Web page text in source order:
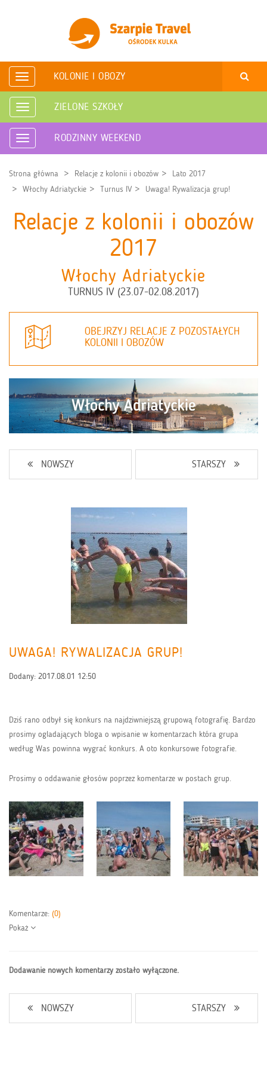
Rozwiń
nawigację
KOLONIE I OBOZY
Rozwiń
nawigację
ZIELONE SZKOŁY
Rozwiń
nawigację
RODZINNY WEEKEND
Strona główna Relacje z kolonii i obozów
Lato 2017
Włochy Adriatyckie
Turnus IV Uwaga! Rywalizacja grup!
Relacje z kolonii i obozów
2017
Włochy Adriatyckie
TURNUS IV (23.07-02.08.2017)
OBEJRZYJ RELACJE Z POZOSTAŁYCH
KOLONII I OBOZÓW
NOWSZY STARSZY
UWAGA! RYWALIZACJA GRUP!
Dodany: 2017.08.01 12:50
Dziś rano odbył się konkurs na najdziwniejszą grupową fotografię. Bardzo
prosimy ogladających bloga o wpisanie w komentarzach która grupa
według Was powinna wygrać konkurs. A oto konkursowe fotografie.
Prosimy o oddawanie głosów poprzez komentarze w postach grup.
Komentarze: (0)
Pokaż
Dodawanie nowych komentarzy zostało wyłączone.
NOWSZY STARSZY